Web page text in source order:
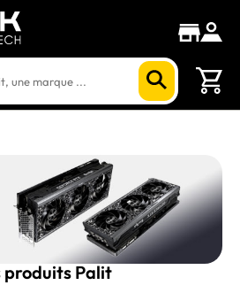
produits Palit